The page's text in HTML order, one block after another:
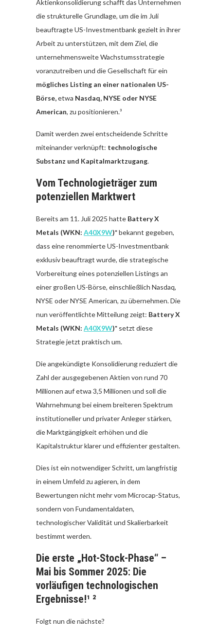
Aktienkonsolidierung schafft das Unternehmen
die strukturelle Grundlage, um die im Juli
beauftragte US-Investmentbank gezielt in ihrer
Arbeit zu unterstützen, mit dem Ziel, die
unternehmensweite Wachstumsstrategie
voranzutreiben und die Gesellschaft für ein
mögliches Listing an einer nationalen US-
Börse,etwa Nasdaq, NYSE oder NYSE
American, zu positionieren.³
Damit werden zwei entscheidende Schritte
miteinander verknüpft: technologische
Substanz und Kapitalmarktzugang.
Vom Technologieträger zum
potenziellen Marktwert
Bereits am 11. Juli 2025 hatte Battery X
Metals (WKN: A40X9W)*bekannt gegeben,
dass eine renommierte US-Investmentbank
exklusiv beauftragt wurde, die strategische
Vorbereitung eines potenziellen Listings an
einer großen US-Börse, einschließlich Nasdaq,
NYSE oder NYSE American, zu übernehmen. Die
nun veröffentlichte Mitteilung zeigt: Battery X
Metals (WKN: A40X9W)* setzt diese
Strategie jetzt praktisch um.
Die angekündigte Konsolidierung reduziert die
Zahl der ausgegebenen Aktien von rund 70
Millionen auf etwa 3,5 Millionen und soll die
Wahrnehmung bei einem breiteren Spektrum
institutioneller und privater Anleger stärken,
die Marktgängigkeit erhöhen und die
Kapitalstruktur klarer und effizienter gestalten.
Dies ist ein notwendiger Schritt, um langfristig
in einem Umfeld zu agieren, in dem
Bewertungen nicht mehr vom Microcap-Status,
sondern von Fundamentaldaten,
technologischer Validität und Skalierbarkeit
bestimmt werden.
Die erste „Hot-Stock-Phase“ –
Mai bis Sommer 2025: Die
vorläufigen technologischen
Ergebnisse!¹ ²
Folgt nun die nächste?